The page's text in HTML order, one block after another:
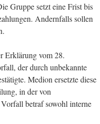
Gruppe setzt eine Frist bis
Andernfalls sollen
Erklärung vom 28.
der durch unbekannte
Medion ersetzte diese
in der von
betraf sowohl interne